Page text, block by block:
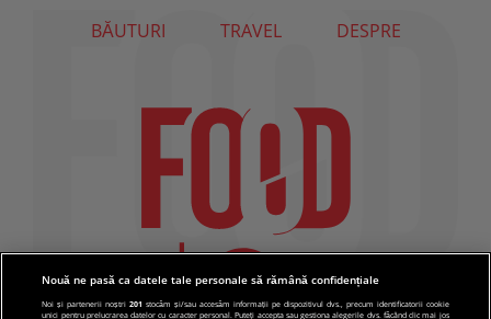
BĂUTURI
TRAVEL DESPRE
Nouă ne pasă ca datele tale personale să rămână confidențiale
Noi și partenerii noștri201 stocăm și/sau accesăm informații pe dispozitivul dvs., precum identificatorii cookie
unici pentru prelucrarea datelor cu caracter personal. Puteți accepta sau gestiona alegerile dvs. făcând clic mai jos